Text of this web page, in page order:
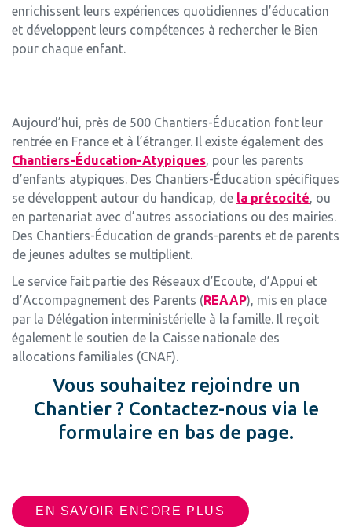
enrichissent leurs expériences quotidiennes d’éducation
et développent leurs compétences à rechercher le Bien
pour chaque enfant.
Aujourd’hui, près de 500 Chantiers-Éducation font leur
rentrée en France et à l’étranger. Il existe également des
Chantiers-Éducation-Atypiques, pour les parents
d’enfants atypiques. Des Chantiers-Éducation spécifiques
se développent autour du handicap, de la précocité, ou
en partenariat avec d’autres associations ou des mairies.
Des Chantiers-Éducation de grands-parents et de parents
de jeunes adultes se multiplient.
Le service fait partie des Réseaux d’Ecoute, d’Appui et
d’Accompagnement des Parents (REAAP), mis en place
par la Délégation interministérielle à la famille. Il reçoit
également le soutien de la Caisse nationale des
allocations familiales (CNAF).
Vous souhaitez rejoindre un
Chantier ? Contactez-nous via le
formulaire en bas de page.
EN SAVOIR ENCORE PLUS